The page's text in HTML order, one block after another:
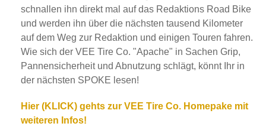
schnallen ihn direkt mal auf das Redaktions Road Bike
und werden ihn über die nächsten tausend Kilometer
auf dem Weg zur Redaktion und einigen Touren fahren.
Wie sich der VEE Tire Co. "Apache" in Sachen Grip,
Pannensicherheit und Abnutzung schlägt, könnt Ihr in
der nächsten SPOKE lesen!
Hier (KLICK) gehts zur VEE Tire Co. Homepake mit
weiteren Infos!